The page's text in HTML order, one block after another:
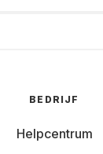
BEDRIJF
Helpcentrum